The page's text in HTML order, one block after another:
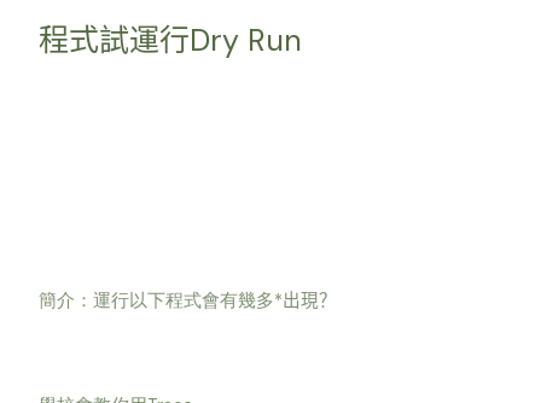
程式試運行Dry Run
簡介：運行以下程式會有幾多*出現？